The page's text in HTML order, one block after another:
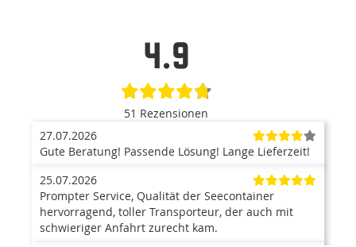
4.9
51 Rezensionen
27.07.2026
Gute Beratung! Passende Lösung! Lange Lieferzeit!
25.07.2026
Prompter Service, Qualität der Seecontainer
hervorragend, toller Transporteur, der auch mit
schwieriger Anfahrt zurecht kam.